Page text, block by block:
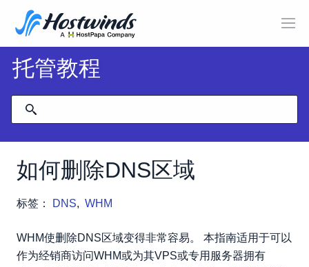
托管教程
如何删除DNS区域
标签： DNS, WHM
WHM使删除DNS区域变得非常容易。 本指南适用于可以
作为经销商访问WHM或为其VPS或专用服务器拥有